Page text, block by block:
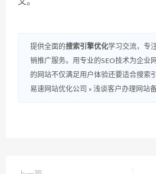
提供全面的搜索引擎优化学习交流，专
销推广服务。用专业的SEO技术为企业
的网站不仅满足用户体验还要适合搜索
易速网站优化公司 » 浅谈客户办理网站